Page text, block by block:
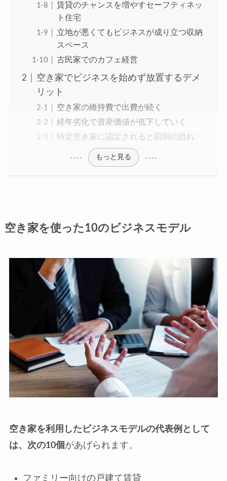
賃貸のチャンスを増やすセーフティネッ
ト住宅
立地が悪くてもビジネスが成り立つ収納
スペース
古民家でのカフェ経営
空き家でビジネスを始めず放置するデメ
リット
空き家の維持費で出費が続く
経年劣化で資産価値が低下していく
特定空き家に認定されると罰則の恐れ
もっと見る
空き家を使った10のビジネスモデル
空き家を利用したビジネスモデルの代表例として
は、次の10個 があげられます。
ファミリー向けの戸建て賃貸